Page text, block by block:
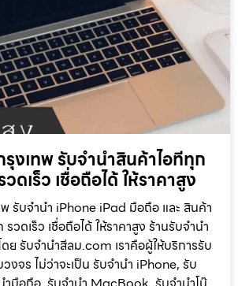
งเทพ รับจำนำสินค้าไอทีทุก
ดเร็ว เชื่อถือได้ ให้ราคาสูง
รับจำนำ iPhone iPad มือถือ และ สินค้า
วดเร็ว เชื่อถือได้ ให้ราคาสูง ร้านรับจำนำ
ดย รับจํานําสีลม.com เราคือผู้ให้บริการรับ
งจร ไม่ว่าจะเป็น รับจำนำ iPhone, รับ